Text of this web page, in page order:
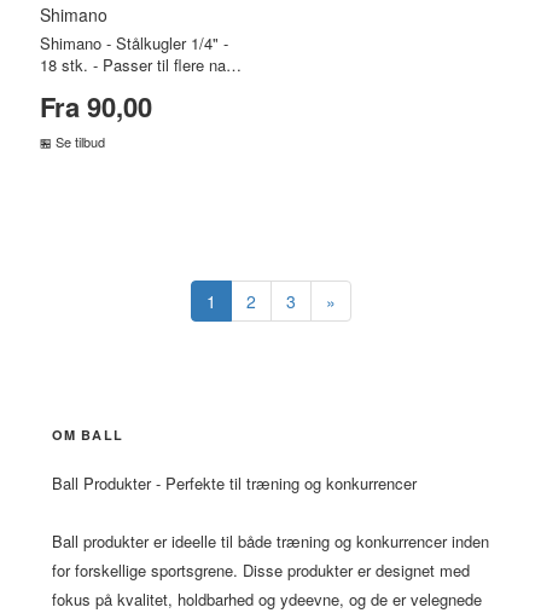
Shimano
Shimano - Stålkugler 1/4" -
18 stk. - Passer til flere nav
Fra 90,00
Se tilbud
1 2 3 »
OM BALL
Ball Produkter - Perfekte til træning og konkurrencer
Ball produkter er ideelle til både træning og konkurrencer inden
for forskellige sportsgrene. Disse produkter er designet med
fokus på kvalitet, holdbarhed og ydeevne, og de er velegnede